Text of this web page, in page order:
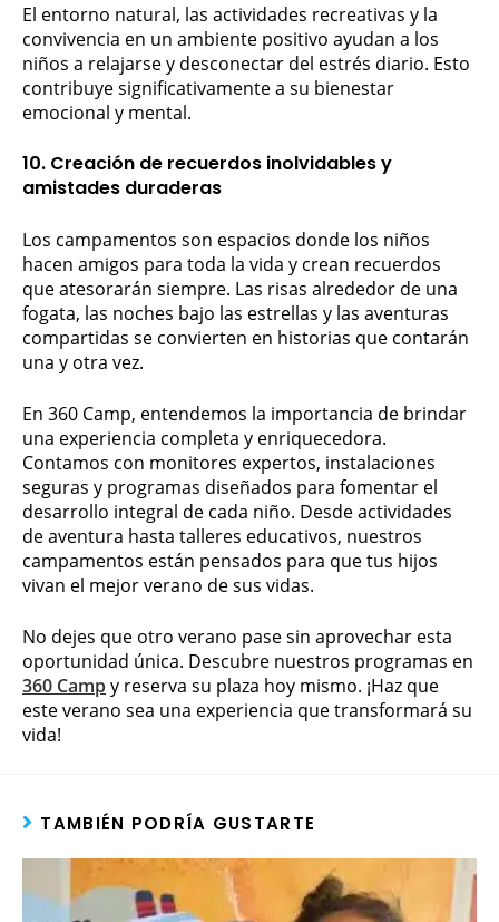
El entorno natural, las actividades recreativas y la
convivencia en un ambiente positivo ayudan a los
niños a relajarse y desconectar del estrés diario. Esto
contribuye significativamente a su bienestar
emocional y mental.
10. Creación de recuerdos inolvidables y
amistades duraderas
Los campamentos son espacios donde los niños
hacen amigos para toda la vida y crean recuerdos
que atesorarán siempre. Las risas alrededor de una
fogata, las noches bajo las estrellas y las aventuras
compartidas se convierten en historias que contarán
una y otra vez.
En 360 Camp, entendemos la importancia de brindar
una experiencia completa y enriquecedora.
Contamos con monitores expertos, instalaciones
seguras y programas diseñados para fomentar el
desarrollo integral de cada niño. Desde actividades
de aventura hasta talleres educativos, nuestros
campamentos están pensados para que tus hijos
vivan el mejor verano de sus vidas.
No dejes que otro verano pase sin aprovechar esta
oportunidad única. Descubre nuestros programas en
360 Campy reserva su plaza hoy mismo. ¡Haz que
este verano sea una experiencia que transformará su
vida!
TAMBIÉN PODRÍA GUSTARTE